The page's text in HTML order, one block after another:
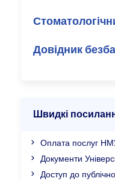
Довідник
Швидкі
Оплата послуг
Документи
Доступ до